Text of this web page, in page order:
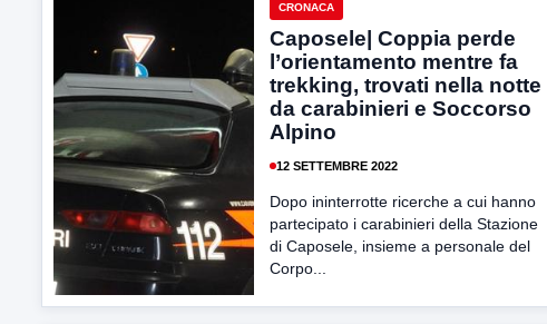
CRONACA
Caposele| Coppia perde
l’orientamento mentre fa
trekking, trovati nella notte
da carabinieri e Soccorso
Alpino
12 SETTEMBRE 2022
Dopo ininterrotte ricerche a cui hanno
partecipato i carabinieri della Stazione
di Caposele, insieme a personale del
Corpo...